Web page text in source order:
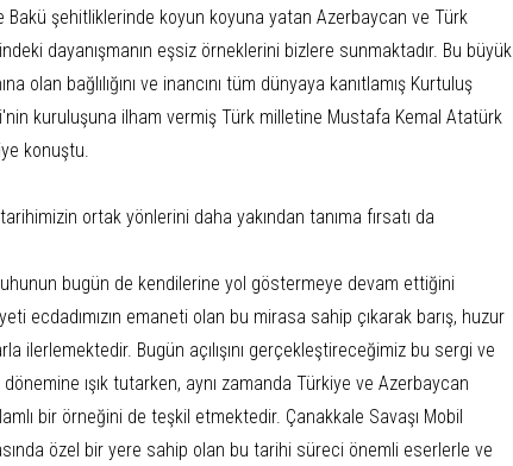
Bakü şehitliklerinde koyun koyuna yatan Azerbaycan ve Türk
dayanışmanın eşsiz örneklerini bizlere sunmaktadır. Bu büyük
olan bağlılığını ve inancını tüm dünyaya kanıtlamış Kurtuluş
kuruluşuna ilham vermiş Türk milletine Mustafa Kemal Atatürk
konuştu.
ortak yönlerini daha yakından tanıma fırsatı da
bugün de kendilerine yol göstermeye devam ettiğini
ecdadımızın emaneti olan bu mirasa sahip çıkarak barış, huzur
ilerlemektedir. Bugün açılışını gerçekleştireceğimiz bu sergi ve
ışık tutarken, aynı zamanda Türkiye ve Azerbaycan
bir örneğini de teşkil etmektedir. Çanakkale Savaşı Mobil
özel bir yere sahip olan bu tarihi süreci önemli eserlerle ve